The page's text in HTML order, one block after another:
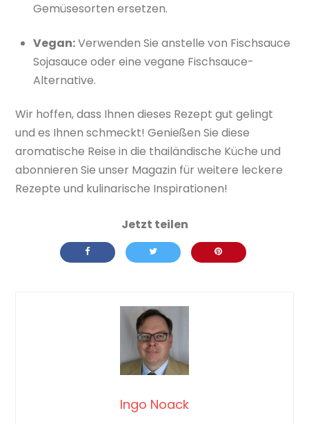
Gemüsesorten ersetzen.
Vegan:Verwenden Sie anstelle von Fischsauce
Sojasauce oder eine vegane Fischsauce-
Alternative.
Wir hoffen, dass Ihnen dieses Rezept gut gelingt
und es Ihnen schmeckt! Genießen Sie diese
aromatische Reise in die thailändische Küche und
abonnieren Sie unser Magazin für weitere leckere
Rezepte und kulinarische Inspirationen!
Ingo Noack